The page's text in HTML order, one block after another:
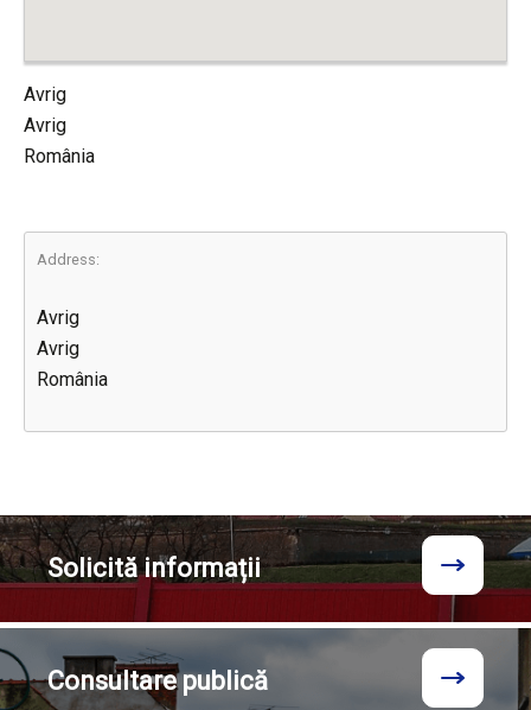
Avrig
Avrig
România
Address:
Avrig
Avrig
România
Solicităinformații
Consultarepublică